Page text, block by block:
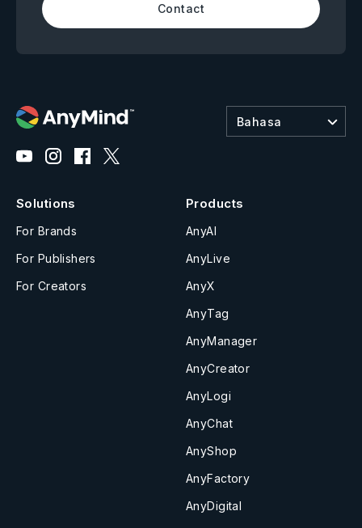
Contact
Bahasa
Solutions
For Brands
For Publishers
For Creators
Products
AnyAI
AnyLive
AnyX
AnyTag
AnyManager
AnyCreator
AnyLogi
AnyChat
AnyShop
AnyFactory
AnyDigital